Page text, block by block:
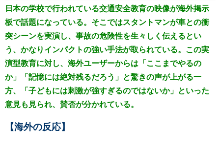
日本の学校で行われている交通安全教育の映像が海外掲示
板で話題になっている。そこではスタントマンが車との衝
突シーンを実演し、事故の危険性を生々しく伝えるとい
う、かなりインパクトの強い手法が取られている。この実
演型教育に対し、海外ユーザーからは「ここまでやるの
か」「記憶には絶対残るだろう」と驚きの声が上がる一
方、「子どもには刺激が強すぎるのではないか」といった
意見も見られ、賛否が分かれている。
【海外の反応】